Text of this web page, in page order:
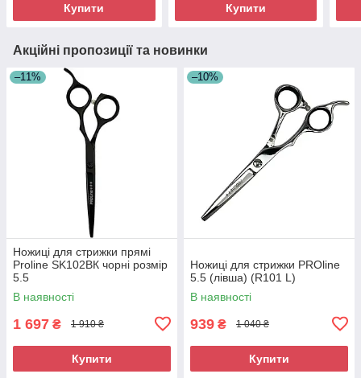
Купити Купити
Акційні пропозиції та новинки
–11%
Ножиці для стрижки прямі
Proline SK102ВК чорні розмір
5.5
В наявності
1 697 ₴ 1 910 ₴
Купити
–10%
Ножиці для стрижки PROline
5.5 (лівша) (R101 L)
В наявності
939 ₴ 1 040 ₴
Купити